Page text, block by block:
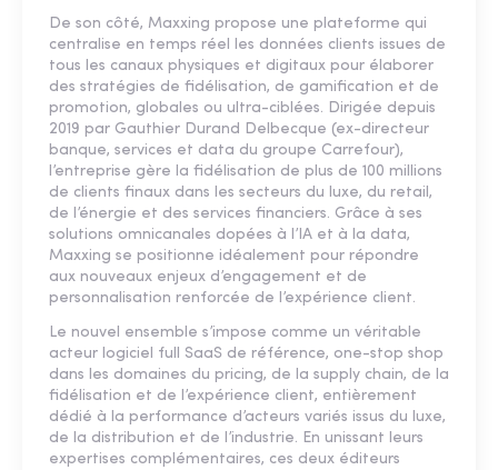
De son côté, Maxxing propose une plateforme qui
centralise en temps réel les données clients issues de
tous les canaux physiques et digitaux pour élaborer
des stratégies de fidélisation, de gamification et de
promotion, globales ou ultra-ciblées. Dirigée depuis
2019 par Gauthier Durand Delbecque (ex-directeur
banque, services et data du groupe Carrefour),
l’entreprise gère la fidélisation de plus de 100 millions
de clients finaux dans les secteurs du luxe, du retail,
de l’énergie et des services financiers. Grâce à ses
solutions omnicanales dopées à l’IA et à la data,
Maxxing se positionne idéalement pour répondre
aux nouveaux enjeux d’engagement et de
personnalisation renforcée de l’expérience client.
Le nouvel ensemble s’impose comme un véritable
acteur logiciel full SaaS de référence, one-stop shop
dans les domaines du pricing, de la supply chain, de la
fidélisation et de l’expérience client, entièrement
dédié à la performance d’acteurs variés issus du luxe,
de la distribution et de l’industrie. En unissant leurs
expertises complémentaires, ces deux éditeurs